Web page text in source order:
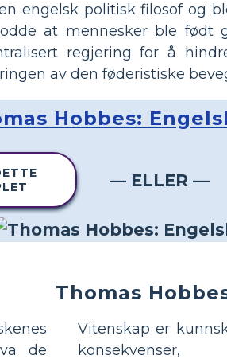
engelsk politisk filosof og
at mennesker ble født
regjering for å
av den føderistiske
Hobbes:
— ELLER —
Thomas
de
Vitenskap er